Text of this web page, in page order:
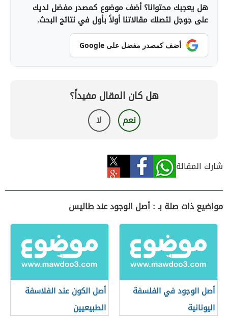
هل يعجبك محتوانا؟ أضف موضوع كمصدر مفضل لديك
على جوجل لتصلك مقالاتنا أولاً بأول في نتائج البحث.
أضف كمصدر مفضل على Google
هل كان المقال مفيداً؟
نعم لا
شارك المقالة
مواضيع ذات صلة بـ : أصل الوجود عند طاليس
أصل الوجود في الفلسفة
اليونانية
أصل الكون عند الفلاسفة
الطبيعيين